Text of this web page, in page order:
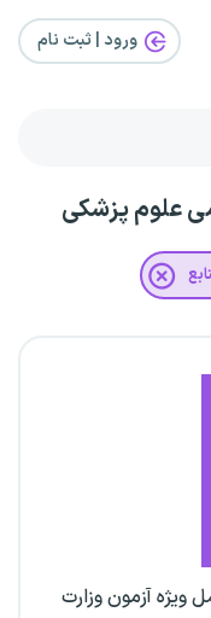
ورود | ثبت‌ نام
علوم پزشکی
ویژه آزمون وزارت